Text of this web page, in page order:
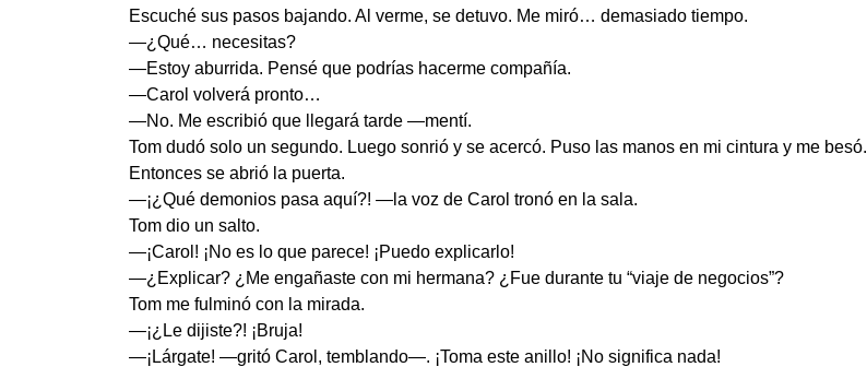
Escuché sus pasos bajando. Al verme, se detuvo. Me miró… demasiado tiempo.
—¿Qué… necesitas?
—Estoy aburrida. Pensé que podrías hacerme compañía.
—Carol volverá pronto…
—No. Me escribió que llegará tarde —mentí.
Tom dudó solo un segundo. Luego sonrió y se acercó. Puso las manos en mi cintura y me besó.
Entonces se abrió la puerta.
—¡¿Qué demonios pasa aquí?! —la voz de Carol tronó en la sala.
Tom dio un salto.
—¡Carol! ¡No es lo que parece! ¡Puedo explicarlo!
—¿Explicar? ¿Me engañaste con mi hermana? ¿Fue durante tu “viaje de negocios”?
Tom me fulminó con la mirada.
—¡¿Le dijiste?! ¡Bruja!
—¡Lárgate! —gritó Carol, temblando—. ¡Toma este anillo! ¡No significa nada!